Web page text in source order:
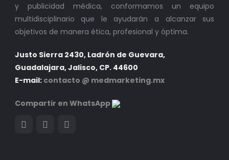
y publicidad médica, conformamos un equipo
multidisciplinario que le ayudarán a alcanzar sus
objetivos de manera ética, profesional y óptima.
Justo Sierra 2430, Ladrón de Guevara,
Guadalajara, Jalisco, CP. 44600
E-mail: contacto @ medmarketing.mx
Compartir en WhatsApp